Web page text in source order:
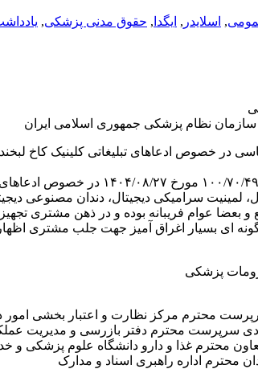
, اسلایدر , ایگدا , حقوق مدنی پزشکی,
نظام پزشکی جمهوری اسلامی ایران
در خصوص ادعاهای تبلیغاتی کلینیک کاخ لبخند
بازگشت به نامه شماره
لمینیت سرامیکی دیجیتال، دندان مصنوعی
بعضا عوام فریبانه بوده و در ذهن مشتری
ای بسیار اغراق آمیز جهت جلب مشتری
پزشکی
محترم مرکز نظارت و اعتبار بخشی امور
سرپرست محترم دفتر بازرسی و مدیریت
محترم غذا و دارو دانشگاه علوم پزشکی و
محترم اداره راهبری اسناد و مدارک